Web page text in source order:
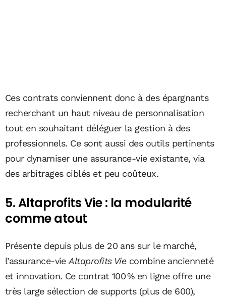
Ces contrats conviennent donc à des épargnants
recherchant un haut niveau de personnalisation
tout en souhaitant déléguer la gestion à des
professionnels. Ce sont aussi des outils pertinents
pour dynamiser une assurance-vie existante, via
des arbitrages ciblés et peu coûteux.
5. Altaprofits Vie : la modularité
comme atout
Présente depuis plus de 20 ans sur le marché,
l’assurance-vieAltaprofits Viecombine ancienneté
et innovation. Ce contrat 100 % en ligne offre une
très large sélection de supports (plus de 600),